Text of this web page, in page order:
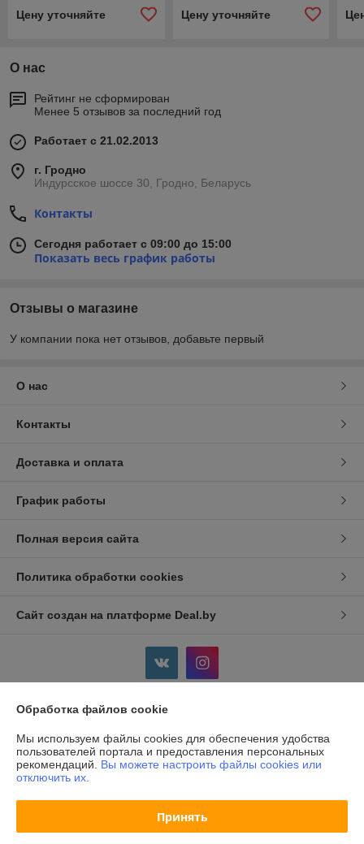
Цену уточняйте
Цену уточняйте
О нас
Рейтинг не сформирован
Менее 5 отзывов за последний год
Работает с 21.02.2013
г. Гродно
Индурсское шоссе 30, Гродно, Беларусь
Контакты
Сегодня работает с 09:00 до 15:00
Показать весь график работы
Отзывы о магазине
У компании пока нет отзывов, добавьте первый
О нас
Контакты
Доставка и оплата
График работы
Полная версия сайта
Политика обработки cookies
Сайт создан на платформе Deal.by
Индивидуальный предприниматель:ИП Дершлекас Виктор
Викторович
г. Гродно, ул. Ожешко, д.49, кв. 2.
Регистрационный номер ЕГР: 500486711
Обработка файлов cookie
Мы используем файлы cookies для обеспечения удобства
пользователей портала и предоставления персональных
рекомендаций. Вы можете настроить файлы cookies или
отключить их.
Принять